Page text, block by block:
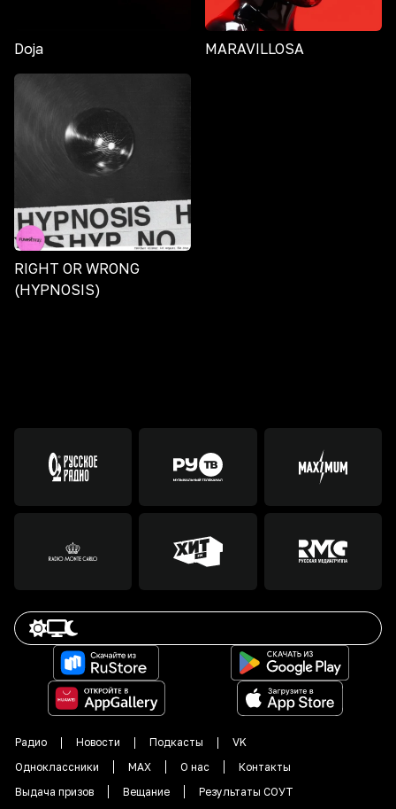
Doja MARAVILLOSA
RIGHT OR WRONG
(HYPNOSIS)
Радио Новости Подкасты
VK
Одноклассники
MAX О нас
Контакты
Выдача призов
Вещание Результаты СОУТ